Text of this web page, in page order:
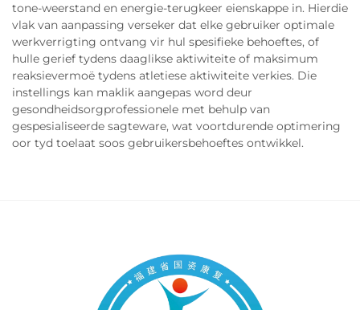
tone-weerstand en energie-terugkeer eienskappe in. Hierdie
vlak van aanpassing verseker dat elke gebruiker optimale
werkverrigting ontvang vir hul spesifieke behoeftes, of
hulle gerief tydens daaglikse aktiwiteite of maksimum
reaksievermoë tydens atletiese aktiwiteite verkies. Die
instellings kan maklik aangepas word deur
gesondheidsorgprofessionele met behulp van
gespesialiseerde sagteware, wat voortdurende optimering
oor tyd toelaat soos gebruikersbehoeftes ontwikkel.